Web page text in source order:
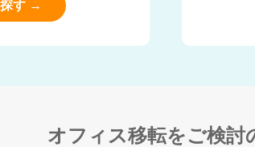
す →
オフィス移転をご検討